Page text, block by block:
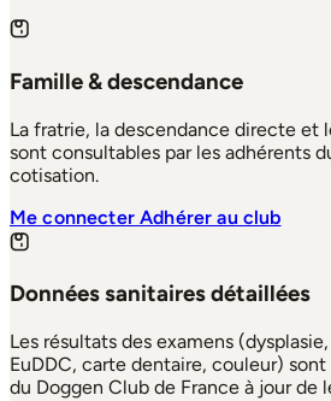
Famille & descendance
La fratrie, la descendance directe et
sont consultables par les adhérents
cotisation.
Me connecterAdhérer au club
Données sanitaires détaillées
Les résultats des examens
EuDDC, carte dentaire, couleur)
du Doggen Club de France à jour de